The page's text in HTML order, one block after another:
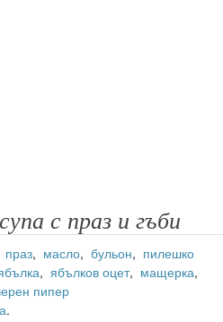
с праз и гъби
праз, масло,бульон, пилешко
,ябълков оцет, мащерка,
пипер
.